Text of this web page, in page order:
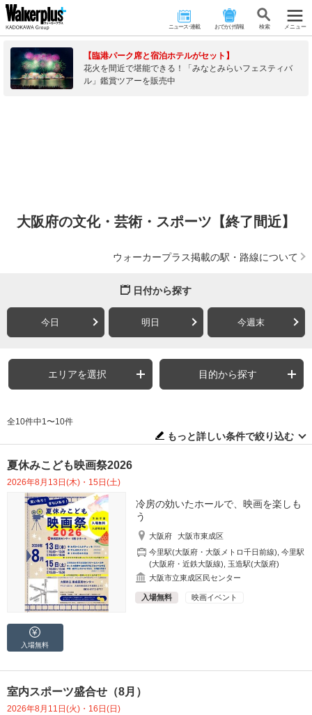
ニュース･連載 おでかけ情報 検 索 メニュー
【臨港パーク席と宿泊ホテルがセット】
花火を間近で堪能できる！「みなとみらいフェスティバ
ル」鑑賞ツアーを販売中
大阪府の文化・芸術・スポーツ【終了間近】
ウォーカープラス掲載の駅・路線について
日付から探す
今日 明日 今週末
エリアを選択 目的から探す
全10件中1〜10件
もっと詳しい条件で絞り込む
夏休みこども映画祭2026
2026年8月13日(木)・15日(土)
冷房の効いたホールで、映画を楽しも
う
大阪府
大阪市東成区
今里駅(大阪府・大阪メトロ千日前線) ,今里駅
(大阪府・近鉄大阪線)
玉造駅(大阪府)
大阪市立東成区民センター
入場無料 映画イベント
入場無料
室内スポーツ盛合せ（8月）
2026年8月11日(火)・16日(日)